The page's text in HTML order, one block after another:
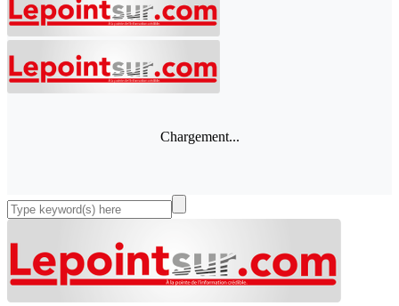
Chargement...